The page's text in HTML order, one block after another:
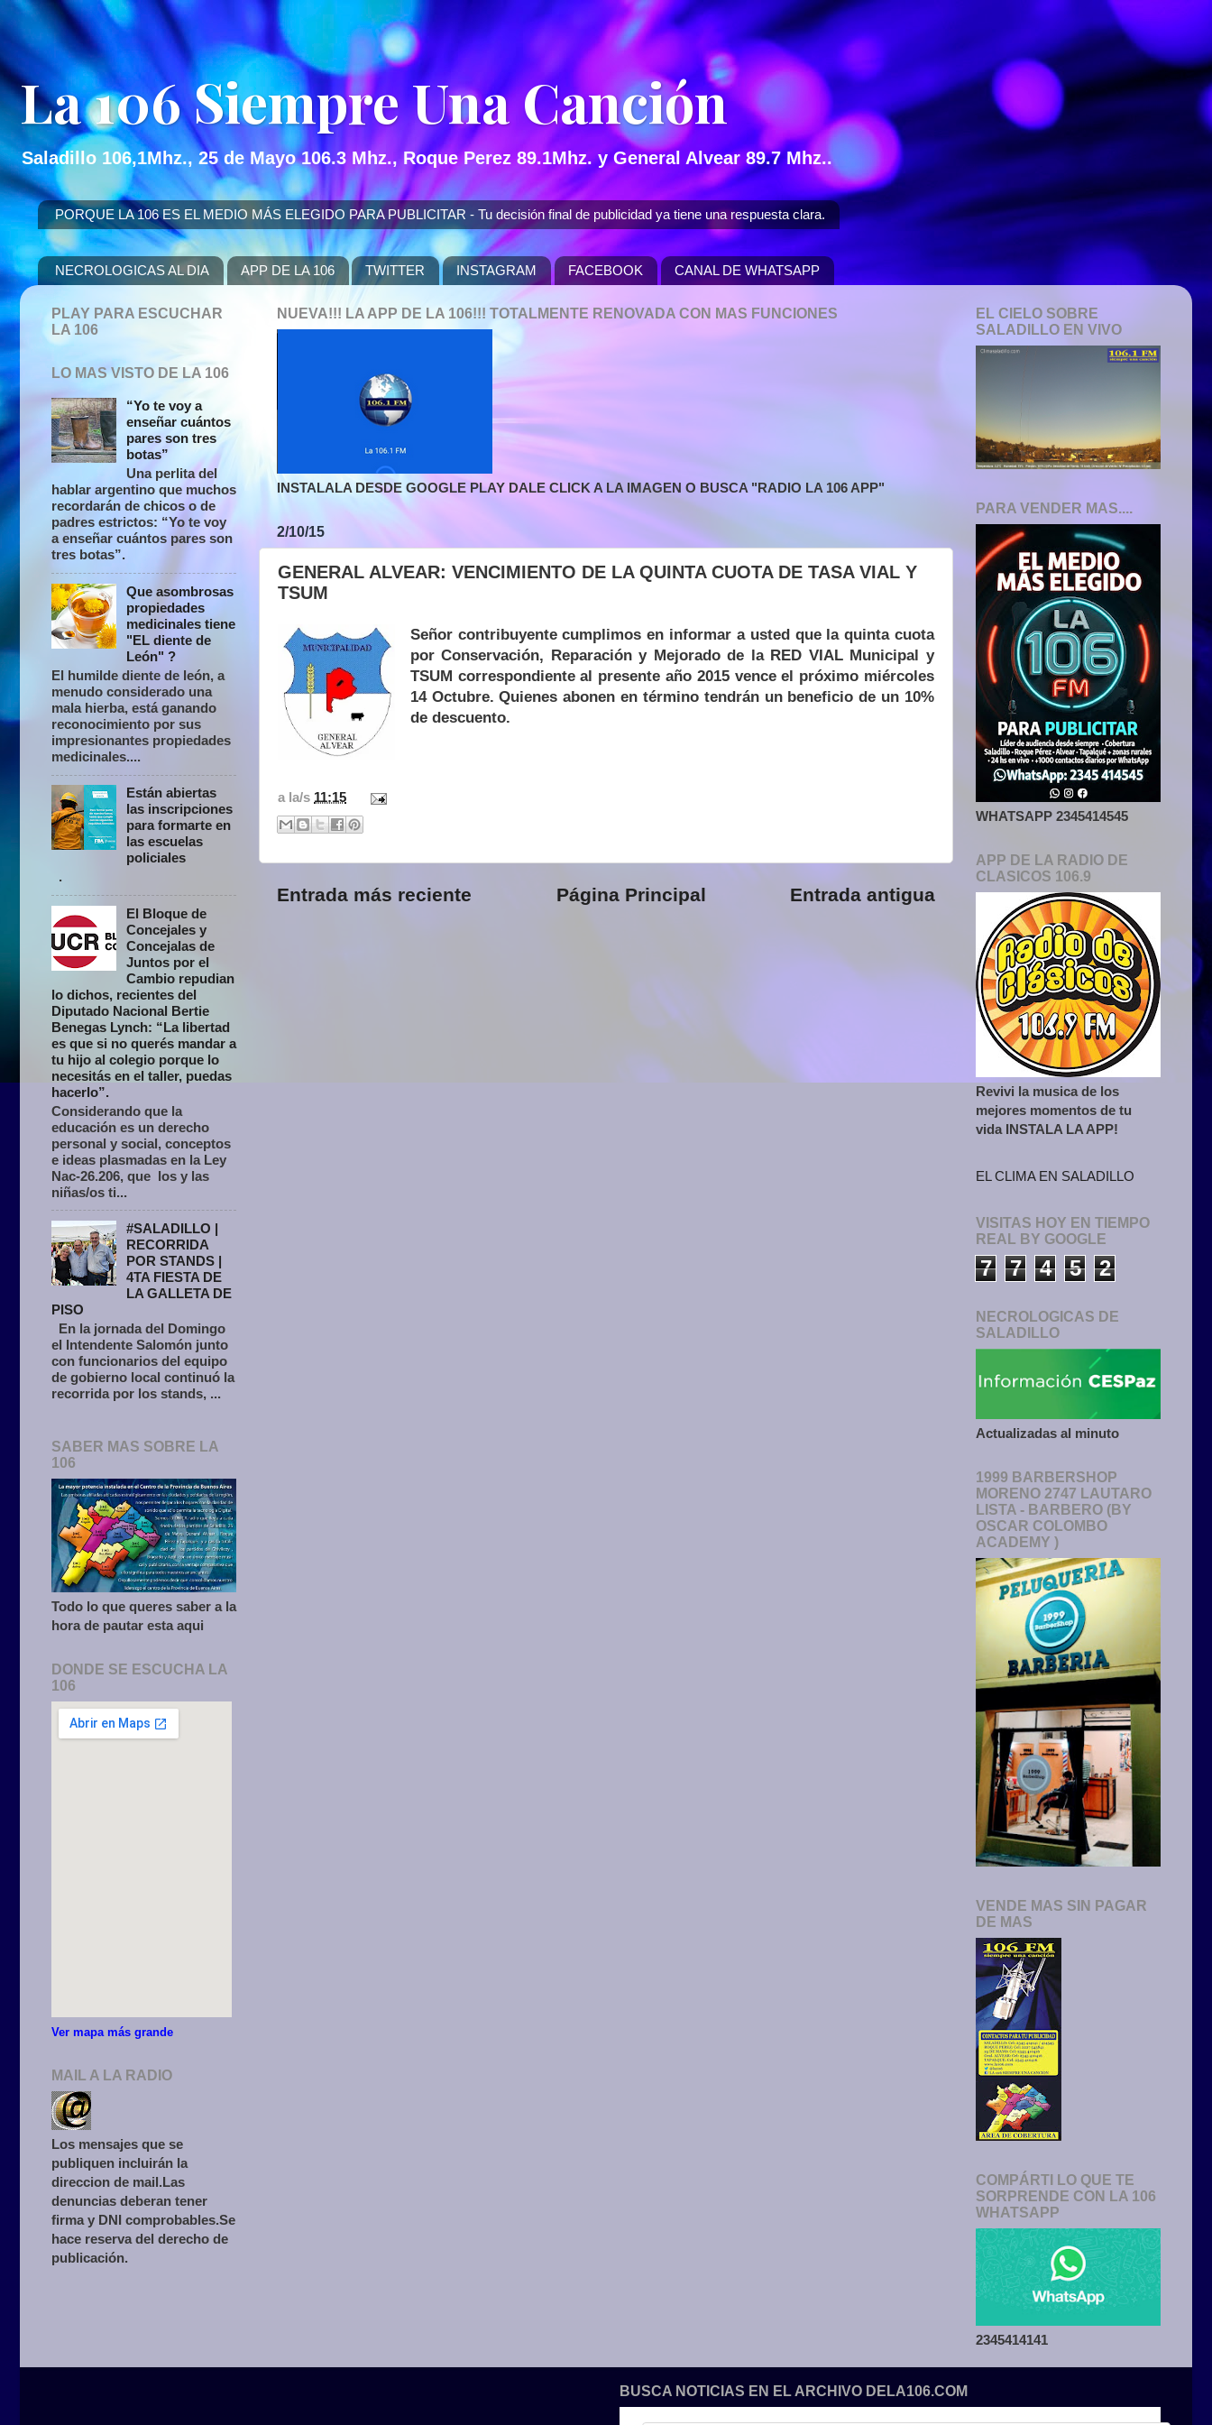
La 106 Siempre Una Canción
Saladillo 106,1Mhz., 25 de Mayo 106.3 Mhz., Roque Perez 89.1Mhz. y General Alvear 89.7 Mhz..
PORQUE LA 106 ES EL MEDIO MÁS ELEGIDO PARA PUBLICITAR - Tu decisión final de publicidad ya tiene una respuesta clara.
NECROLOGICAS AL DIA APP DE LA 106 TWITTER INSTAGRAM FACEBOOK CANAL DE WHATSAPP
NUEVA!!! LA APP DE LA 106!!! TOTALMENTE RENOVADA CON MAS FUNCIONES
INSTALALA DESDE GOOGLE PLAY DALE CLICK A LA IMAGEN O BUSCA "RADIO LA 106 APP"
2/10/15
GENERAL ALVEAR: VENCIMIENTO DE LA QUINTA CUOTA DE TASA VIAL Y
TSUM
Señor contribuyente cumplimos en informar a usted que la quinta cuota
por Conservación, Reparación y Mejorado de la RED VIAL Municipal y
TSUM correspondiente al presente año 2015 vence el próximo miércoles
14 Octubre. Quienes abonen en término tendrán un beneficio de un 10%
de descuento.
a la/s 11:15
Entrada más reciente Entrada antigua
Página Principal
PLAY PARA ESCUCHAR
LA 106
LO MAS VISTO DE LA 106
“Yo te voy a
enseñar cuántos
pares son tres
botas”
Una perlita del
hablar argentino que muchos
recordarán de chicos o de
padres estrictos: “Yo te voy
a enseñar cuántos pares son
tres botas”.
Que asombrosas
propiedades
medicinales tiene
"EL diente de
León" ?
El humilde diente de león, a
menudo considerado una
mala hierba, está ganando
reconocimiento por sus
impresionantes propiedades
medicinales....
Están abiertas
las inscripciones
para formarte en
las escuelas
policiales
.
El Bloque de
Concejales y
Concejalas de
Juntos por el
Cambio repudian
lo dichos, recientes del
Diputado Nacional Bertie
Benegas Lynch: “La libertad
es que si no querés mandar a
tu hijo al colegio porque lo
necesitás en el taller, puedas
hacerlo”.
Considerando que la
educación es un derecho
personal y social, conceptos
e ideas plasmadas en la Ley
Nac-26.206, que los y las
niñas/os ti...
#SALADILLO |
RECORRIDA
POR STANDS |
4TA FIESTA DE
LA GALLETA DE
PISO
En la jornada del Domingo
el Intendente Salomón junto
con funcionarios del equipo
de gobierno local continuó la
recorrida por los stands, ...
SABER MAS SOBRE LA
106
Todo lo que queres saber a la
hora de pautar esta aqui
DONDE SE ESCUCHA LA
106
Ver mapa más grande
MAIL A LA RADIO
Los mensajes que se
publiquen incluirán la
direccion de mail.Las
denuncias deberan tener
firma y DNI comprobables.Se
hace reserva del derecho de
publicación.
EL CIELO SOBRE
SALADILLO EN VIVO
PARA VENDER MAS....
WHATSAPP 2345414545
APP DE LA RADIO DE
CLASICOS 106.9
Revivi la musica de los
mejores momentos de tu
vida INSTALA LA APP!
EL CLIMA EN SALADILLO
VISITAS HOY EN TIEMPO
REAL BY GOOGLE
7 7 4 5 2
NECROLOGICAS DE
SALADILLO
Actualizadas al minuto
1999 BARBERSHOP
MORENO 2747 LAUTARO
LISTA - BARBERO (BY
OSCAR COLOMBO
ACADEMY )
VENDE MAS SIN PAGAR
DE MAS
COMPÁRTI LO QUE TE
SORPRENDE CON LA 106
WHATSAPP
2345414141
BUSCA NOTICIAS EN EL ARCHIVO DELA106.COM